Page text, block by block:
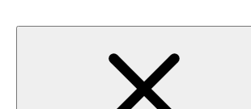
Туалетные столики